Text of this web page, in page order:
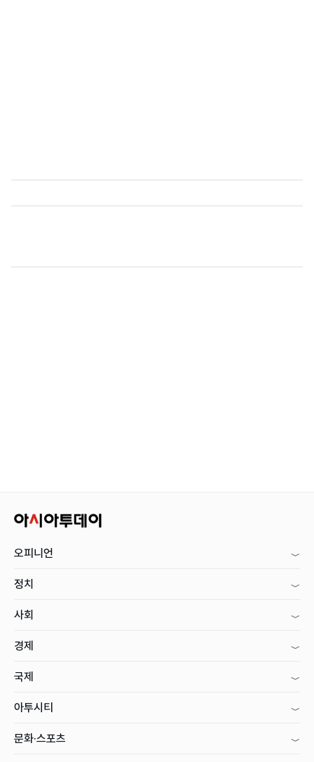
오피니언
정치
사회
경제
국제
아투시티
문화·스포츠